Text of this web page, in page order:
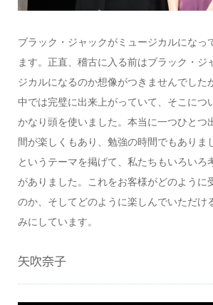
ブラック・ジャックがミュージカルになっ
ます。正直、稽古に入る前はブラック・ジ
ジカルになるのか想像がつきませんでした
中では完璧に出来上がっていて、そこにつ
かなり頭を使いました。本当に一つひとつ
間が楽しくもあり、勉強の時間でもありま
というテーマを掲げて、私たちもいろいろ
がありました。これをお客様がどのように
のか、そしてどのように楽しんでいただけ
みにしています。
矢吹奈子